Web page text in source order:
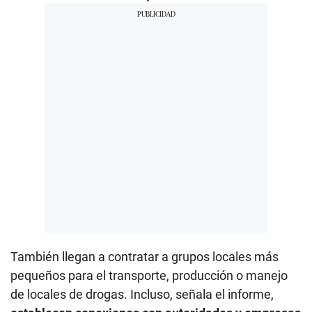
También llegan a contratar a grupos locales más
pequeños para el transporte, producción o manejo
de locales de drogas. Incluso, señala el informe,